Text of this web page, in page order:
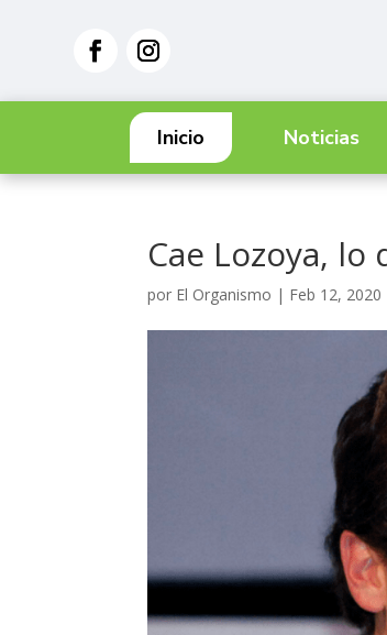
Inicio Noticias
Cae Lozoya,
por El Organismo | Feb 12, 2020